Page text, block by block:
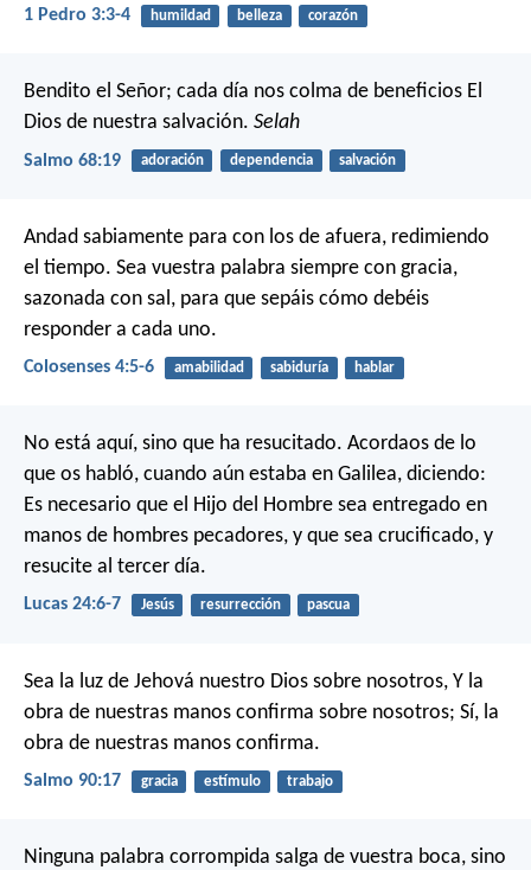
1 Pedro 3:3-4 humildad belleza corazón
Bendito el Señor; cada día nos colma de beneficios El
Dios de nuestra salvación. Selah
Salmo 68:19 adoración dependencia salvación
Andad sabiamente para con los de afuera, redimiendo
el tiempo. Sea vuestra palabra siempre con gracia,
sazonada con sal, para que sepáis cómo debéis
responder a cada uno.
Colosenses 4:5-6 amabilidad sabiduría hablar
No está aquí, sino que ha resucitado. Acordaos de lo
que os habló, cuando aún estaba en Galilea, diciendo:
Es necesario que el Hijo del Hombre sea entregado en
manos de hombres pecadores, y que sea crucificado, y
resucite al tercer día.
Lucas 24:6-7 Jesús resurrección pascua
Sea la luz de Jehová nuestro Dios sobre nosotros, Y la
obra de nuestras manos confirma sobre nosotros; Sí, la
obra de nuestras manos confirma.
Salmo 90:17 gracia estímulo trabajo
Ninguna palabra corrompida salga de vuestra boca, sino